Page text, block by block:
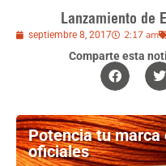
Lanzamiento de
septiembre 8, 2017 2:17 am
Comparte esta
Potencia tu marca
oficiales